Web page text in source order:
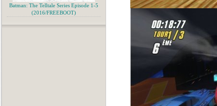
Batman: The Telltale Series Episode 1-5
(2016/FREEBOOT)